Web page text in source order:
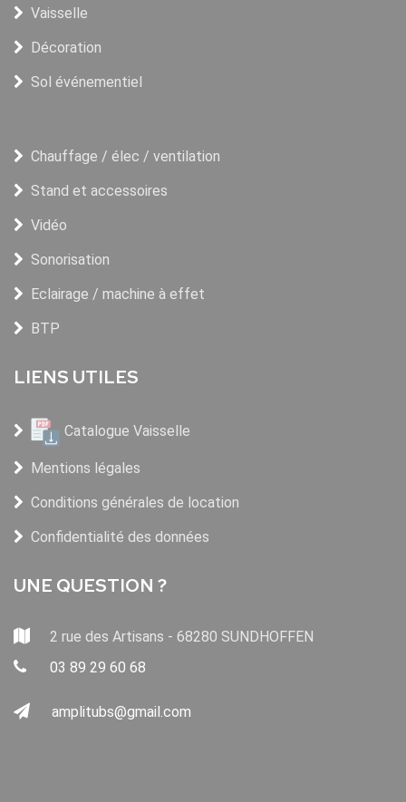
Vaisselle
Décoration
Sol événementiel
Chauffage / élec / ventilation
Stand et accessoires
Vidéo
Sonorisation
Eclairage / machine à effet
BTP
LIENS UTILES
Catalogue Vaisselle
Mentions légales
Conditions générales de location
Confidentialité des données
UNE QUESTION ?
2 rue des Artisans - 68280 SUNDHOFFEN
03 89 29 60 68
amplitubs@gmail.com